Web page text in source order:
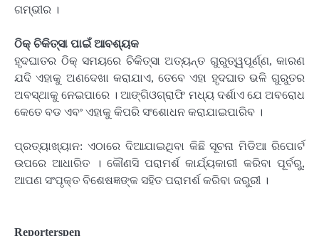
ଗମ୍ଭୀର ।
ଠିକ୍ ଚିକିତ୍ସା ପାଇଁ ଆବଶ୍ୟକ
ହୃଦଘାତର ଠିକ୍ ସମୟରେ ଚିକିତ୍ସା ଅତ୍ୟନ୍ତ ଗୁରୁତ୍ୱପୂର୍ଣ୍ଣ, କାରଣ
ଯଦି ଏହାକୁ ଅଣଦେଖା କରାଯାଏ, ତେବେ ଏହା ହୃଦଘାତ ଭଳି ଗୁରୁତର
ଅବସ୍ଥାକୁ ନେଇପାରେ । ଆଙ୍ଗିଓଗ୍ରାଫି ମଧ୍ୟ ଦର୍ଶାଏ ଯେ ଅବରୋଧ
କେତେ ବଡ ଏବଂ ଏହାକୁ କିପରି ସଂଶୋଧନ କରାଯାଇପାରିବ ।
ପ୍ରତ୍ୟାଖ୍ୟାନ: ଏଠାରେ ଦିଆଯାଇଥିବା କିଛି ସୂଚନା ମିଡିଆ ରିପୋର୍ଟ
ଉପରେ ଆଧାରିତ । କୌଣସି ପରାମର୍ଶ କାର୍ଯ୍ୟକାରୀ କରିବା ପୂର୍ବରୁ,
ଆପଣ ସଂପୃକ୍ତ ବିଶେଷଜ୍ଞଙ୍କ ସହିତ ପରାମର୍ଶ କରିବା ଜରୁରୀ ।
Reporterspen